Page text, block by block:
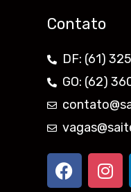
Contato
DF: (61)
GO: (62)
F
a
I
n